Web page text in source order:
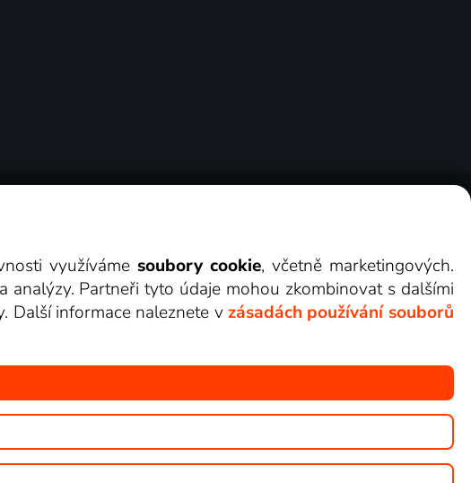
které můžete sledovat v Lepší.TV.
využívámesoubory cookie, včetně marketingových.
Partneři tyto údaje mohou zkombinovat s dalšími
Další informace naleznete v zásadách používání souborů